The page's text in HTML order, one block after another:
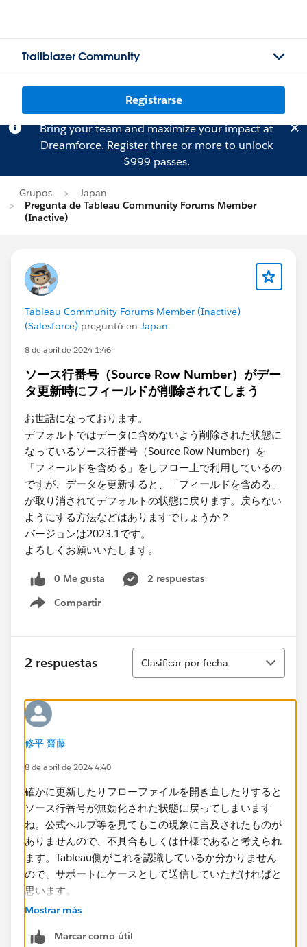
Trailblazer Community
Registrarse
Bring your team and maximize your impact at
Dreamforce. Registerthree or more to unlock
$999 passes.
Grupos
Japan
Pregunta de Tableau Community Forums Member
(Inactive)
Tableau Community Forums Member (Inactive)
(Salesforce) preguntó en Japan
8 de abril de 2024 1:46
ソース行番号（Source Row Number）がデー
タ更新時にフィールドが削除されてしまう
お世話になっております。
デフォルトではデータに含めないよう削除された状態に
なっているソース行番号（Source Row Number）を
「フィールドを含める」をしフロー上で利用しているの
ですが、データを更新すると、「フィールドを含める」
が取り消されてデフォルトの状態に戻ります。戻らない
ようにする方法などはありますでしょうか？
バージョンは2023.1です。
よろしくお願いいたします。
0 Me gusta
2 respuestas
Compartir
Show menu
2 respuestas
Ordenar
Clasificar por fecha
修平 齋藤
8 de abril de 2024 4:40
確かに更新したりフローファイルを開き直したりすると
ソース行番号が無効化された状態に戻ってしまいます
ね。公式ヘルプ等を見てもこの現象に言及されたものが
ありませんので、不具合もしくは仕様であると考えられ
ます。Tableau側がこれを認識しているか分かりません
ので、サポートにケースとして送信していただければと
思います。
サポートケース (tableau.com)
Mostrar más
Marcar como útil